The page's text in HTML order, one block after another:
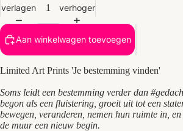
verlagen
verhogen
Aan winkelwagen toevoegen
Limited Art Prints 'Je bestemming vinden'
Soms leidt een bestemming verder dan
begon als een fluistering, groeit uit tot een
bewegen, veranderen, nemen hun ruimte in,
de muur een nieuw begin.